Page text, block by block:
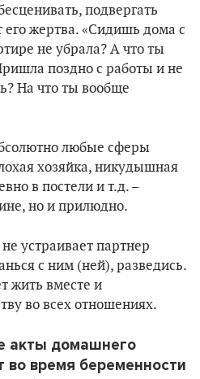
подвергать
его жертва. «Сидишь дома с
не убрала? А что ты
поздно с работы и не
На что ты вообще
любые сферы
хозяйка, никудышная
в постели и т.д. –
но и прилюдно.
устраивает партнер
с ним (ней), разведись.
жить вместе и
во всех отношениях.
акты домашнего
во время беременности